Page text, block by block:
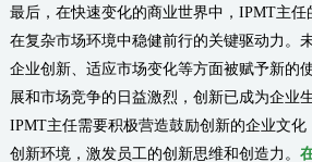
最后，在快速变化的商业世界中，IPMT主
在复杂市场环境中稳健前行的关键驱动力。
企业创新、适应市场变化等方面被赋予新的
展和市场竞争的日益激烈，创新已成为企业
IPMT主任需要积极营造鼓励创新的企业文
创新环境，激发员工的创新思维和创造力。